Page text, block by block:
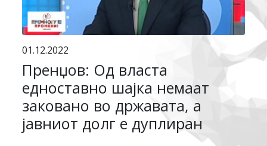
01.12.2022
Пренџов: Од власта
едноставно шајка немаат
заковано во државата, а
јавниот долг е дуплиран